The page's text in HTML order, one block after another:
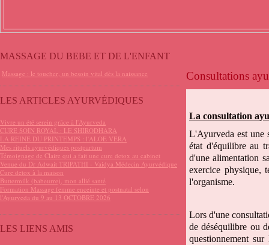
MASSAGE DU BEBE ET DE L'ENFANT
Massage : le toucher, un besoin vital dès la naissance
LES ARTICLES AYURVÉDIQUES
Vivre un été serein grâce à l'Ayurveda
CURE SOIN ROYAL : LE SHIRODHARA
LA REINE DU PRINTEMPS : l'ALOE VERA
Mes rituels ayurvédiques postpartum
Témoignage de Claire qui a fait une cure detox au cabinet
Venue du Dr Adwait TRIPATHI - Vaidya Médecin Ayurvédique
Cure detox à la maison
Buttermilk (babeurre), mon allié santé
Formation Massage femme enceinte et postnatal selon
l'Ayurveda du 9 au 13 OCTOBRE 2026
LES LIENS AMIS
Consultations
La consultation
L'Ayurveda est une
état d'équilibre au
d'une alimentation
exercice physique,
l'organisme.
Lors d'une
de déséquilibre ou
questionnement